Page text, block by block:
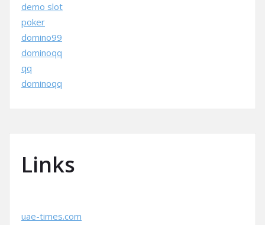
demo slot
poker
domino99
dominoqq
qq
dominoqq
Links
uae-times.com